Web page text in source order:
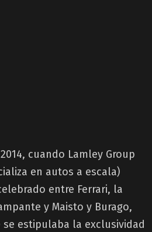
cuando Lamley Group
en autos a escala)
entre Ferrari, la
y Maisto y Burago,
estipulaba la exclusividad